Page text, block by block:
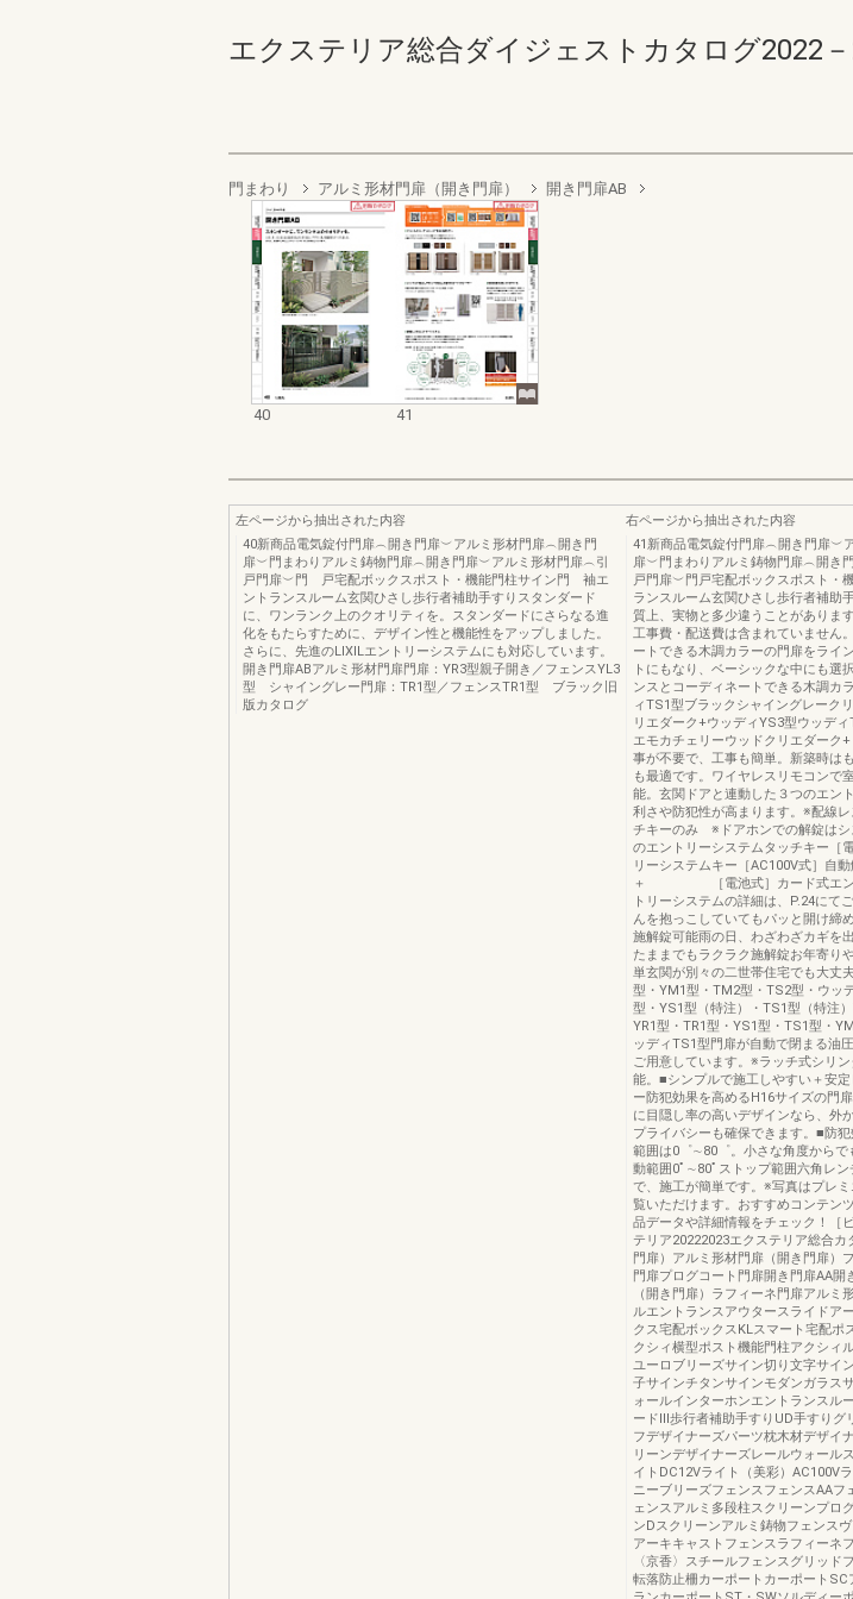
エクステリア総合ダイジェストカタログ2022
門まわり アルミ形材門扉（開き門扉） 開き門扉AB
40 41
左ページから抽出された内容
40新商品電気錠付門扉︵開き門扉︶アルミ形材門扉︵開き門
扉︶門まわりアルミ鋳物門扉︵開き門扉︶アルミ形材門扉︵引
戸門扉︶門 戸宅配ボックスポスト・機能門柱サイン門 袖エ
ントランスルーム玄関ひさし歩行者補助手すりスタンダード
に、ワンランク上のクオリティを。スタンダードにさらなる進
化をもたらすために、デザイン性と機能性をアップしました。
さらに、先進のLIXILエントリーシステムにも対応しています。
開き門扉ABアルミ形材門扉門扉：YR3型親子開き／フェンスYL3
型 シャイングレー門扉：TR1型／フェンスTR1型 ブラック旧
版カタログ
右ページから抽出された内容
41新商品電気錠付門扉︵開き門扉︶
扉︶門まわりアルミ鋳物門扉︵開き
戸門扉︶門戸宅配ボックスポスト・
ランスルーム玄関ひさし歩行者補助
質上、実物と多少違うことがありま
工事費・配送費は含まれていません
ートできる木調カラーの門扉をライ
トにもなり、ベーシックな中にも選
ンスとコーディネートできる木調カ
ィTS1型ブラックシャイングレーク
リエダーク+ウッディYS3型ウッデ
エモカチェリーウッドクリエダーク
事が不要で、工事も簡単。新築時は
も最適です。ワイヤレスリモコンで
能。玄関ドアと連動した３つのエン
利さや防犯性が高まります。※配線
チキーのみ ※ドアホンでの解錠はシ
のエントリーシステムタッチキー［
リーシステムキー［AC100V式］自
＋ ［電池式］カード式エント
トリーシステムの詳細は、P.24にて
んを抱っこしていてもパッと開け締
施解錠可能雨の日、わざわざカギを
たままでもラクラク施解錠お年寄り
単玄関が別々の二世帯住宅でも大丈
型・YM1型・TM2型・TS2型・ウッ
型・YS1型（特注）・TS1型（特注
YR1型・TR1型・YS1型・TS1型・
ッディTS1型門扉が自動で閉まる油
ご用意しています。※ラッチ式シリ
能。■シンプルで施工しやすい＋安
ー防犯効果を高めるH16サイズの門
に目隠し率の高いデザインなら、外
プライバシーも確保できます。■防
範囲は0゜∼80゜。小さな角度からで
動範囲0ﾟ∼80ﾟストップ範囲六角レ
で、施工が簡単です。※写真はプレ
覧いただけます。おすすめコンテン
品データや詳細情報をチェック！［
テリア20222023エクステリア総合カ
門扉）アルミ形材門扉（開き門扉）
門扉プログコート門扉開き門扉AA開
（開き門扉）ラフィーネ門扉アルミ
ルエントランスアウタースライドア
クス宅配ボックスKLスマート宅配ポ
クシィ横型ポスト機能門柱アクシィ
ユーロブリーズサイン切り文字サイ
子サインチタンサインモダンガラス
ォールインターホンエントランスル
ードⅢ歩行者補助手すりUD手すりグ
フデザイナーズパーツ枕木材デザイ
リーンデザイナーズレールウォール
イトDC12Vライト（美彩）AC100V
ニーブリーズフェンスフェンスAAフ
ェンスアルミ多段柱スクリーンプロ
ンDスクリーンアルミ鋳物フェンス
アーキキャストフェンスラフィーネ
〈京香〉スチールフェンスグリッド
転落防止柵カーポートカーポート